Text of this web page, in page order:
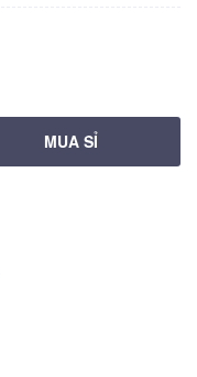
MUA SỈ